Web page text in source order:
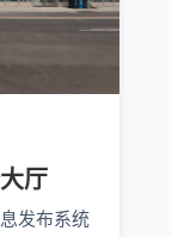
厅
发布系统